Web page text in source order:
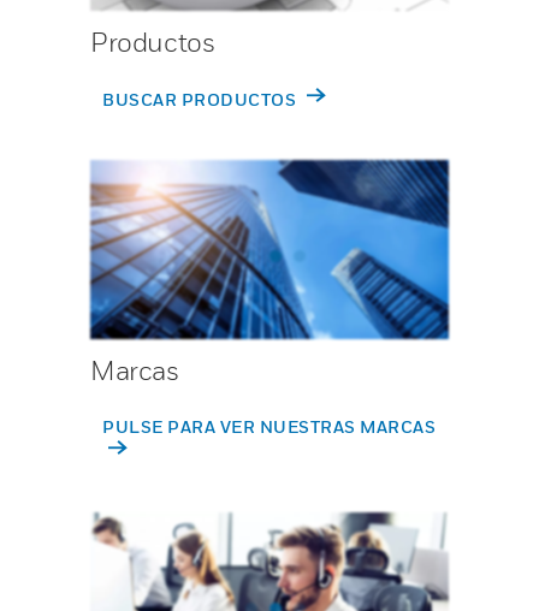
Productos
BUSCAR PRODUCTOS
Marcas
PULSE PARA VER NUESTRAS MARCAS